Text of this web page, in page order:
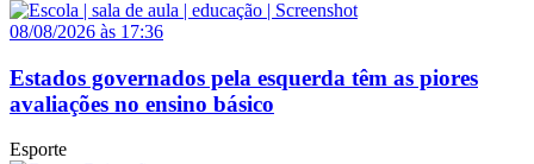
08/08/2026 às 17:36
Estados governados pela esquerda têm as piores
avaliações no ensino básico
Esporte